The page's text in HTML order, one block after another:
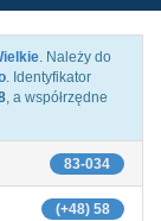
. Należy do
. Identyfikator
, a współrzędne
83-034
(+48) 58